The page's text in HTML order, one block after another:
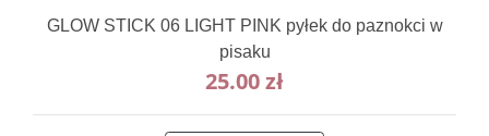
GLOW STICK 06 LIGHT PINK pyłek do paznokci w
pisaku
25.00zł